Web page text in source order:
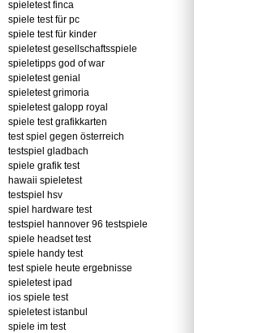
spieletest finca
spiele test für pc
spiele test für kinder
spieletest gesellschaftsspiele
spieletipps god of war
spieletest genial
spieletest grimoria
spieletest galopp royal
spiele test grafikkarten
test spiel gegen österreich
testspiel gladbach
spiele grafik test
hawaii spieletest
testspiel hsv
spiel hardware test
testspiel hannover 96 testspiele
spiele headset test
spiele handy test
test spiele heute ergebnisse
spieletest ipad
ios spiele test
spieletest istanbul
spiele im test